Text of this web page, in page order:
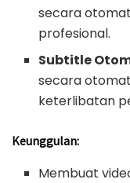
secara
profesional.
Subtitle
secara
keterlibatan
Keunggulan:
Membuat